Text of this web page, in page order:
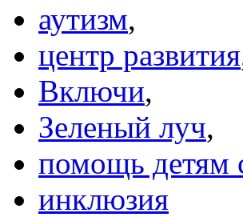
аутизм,
центр развития
Включи,
Зеленый луч,
помощь детям
инклюзия